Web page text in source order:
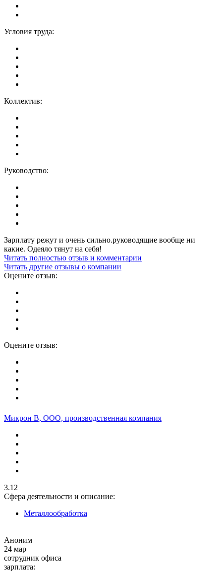
Условия труда:
Коллектив:
Руководство:
Зарплату режут и очень сильно.руководящие вообще ни
какие. Одеяло тянут на себя!
Читать полностью отзыв и комментарии
Читать другие отзывы о компании
Оцените отзыв:
Оцените отзыв:
Микрон В, ООО, производственная компания
3.12
Сфера деятельности и описание:
Металлообработка
Аноним
24 мар
сотрудник офиса
зарплата: